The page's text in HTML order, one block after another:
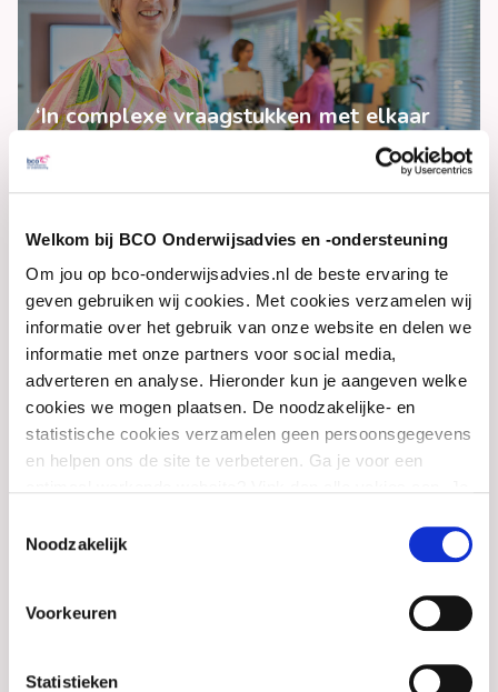
Welkom bij BCO Onderwijsadvies en -ondersteuning
Om jou op bco-onderwijsadvies.nl de beste ervaring te
geven gebruiken wij cookies. Met cookies verzamelen wij
informatie over het gebruik van onze website en delen we
informatie met onze partners voor social media,
adverteren en analyse. Hieronder kun je aangeven welke
cookies we mogen plaatsen. De noodzakelijke- en
statistische cookies verzamelen geen persoonsgegevens
en helpen ons de site te verbeteren. Ga je voor een
Noodzakelijk
Voorkeuren
Statistieken
‘In complexe vraagstukken met elkaar
verder komen’